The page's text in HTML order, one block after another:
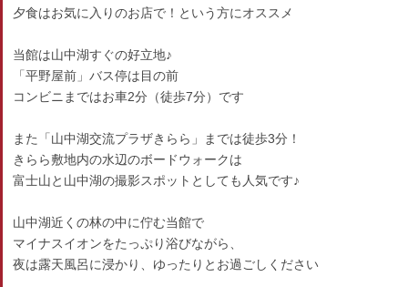
夕食はお気に入りのお店で！という方にオススメ
当館は山中湖すぐの好立地♪
「平野屋前」バス停は目の前
コンビニまではお車2分（徒歩7分）です
また「山中湖交流プラザきらら」までは徒歩3分！
きらら敷地内の水辺のボードウォークは
富士山と山中湖の撮影スポットとしても人気です♪
山中湖近くの林の中に佇む当館で
マイナスイオンをたっぷり浴びながら、
夜は露天風呂に浸かり、ゆったりとお過ごしください